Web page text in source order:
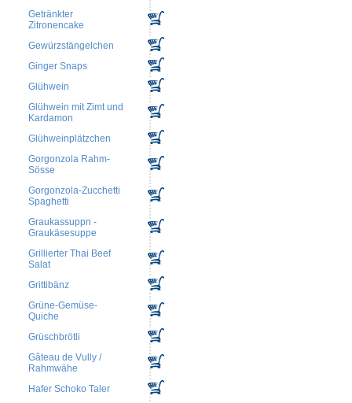
Getränkter
Zitronencake
Gewürzstängelchen
Ginger Snaps
Glühwein
Glühwein mit Zimt und
Kardamon
Glühweinplätzchen
Gorgonzola Rahm-
Sösse
Gorgonzola-Zucchetti
Spaghetti
Graukassuppn -
Graukäsesuppe
Grillierter Thai Beef
Salat
Grittibänz
Grüne-Gemüse-
Quiche
Grüschbrötli
Gâteau de Vully /
Rahmwähe
Hafer Schoko Taler